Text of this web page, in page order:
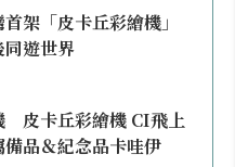
架「皮卡丘彩繪機」
遊世界
皮卡丘彩繪機 CI飛上
品＆紀念品卡哇伊